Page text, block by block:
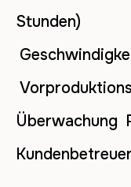
Stunden)
Überwachung
Kundenbetreuer